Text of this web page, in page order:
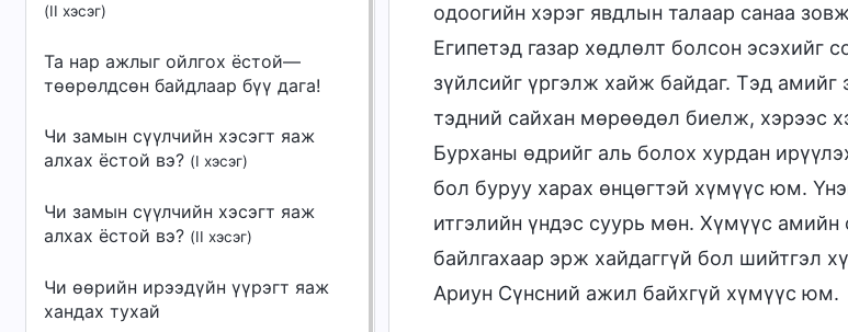
(II хэсэг)
Та нар ажлыг ойлгох ёстой—
төөрөлдсөн байдлаар бүү дага!
Чи замын сүүлчийн хэсэгт яаж
алхах ёстой вэ? (I хэсэг)
Чи замын сүүлчийн хэсэгт яаж
алхах ёстой вэ? (II хэсэг)
Чи өөрийн ирээдүйн үүрэгт яаж
хандах тухай
одоогийн хэрэг явдлын талаар санаа
Египетэд газар хөдлөлт болсон эсэхийг
зүйлсийг үргэлж хайж байдаг. Тэд амийг
тэдний сайхан мөрөөдөл биелж, хэрээс
Бурханы өдрийг аль болох хурдан
бол буруу харах өнцөгтэй хүмүүс юм.
итгэлийн үндэс суурь мөн. Хүмүүс амийн
байлгахаар эрж хайдаггүй бол шийтгэл
Ариун Сүнсний ажил байхгүй хүмүүс юм.